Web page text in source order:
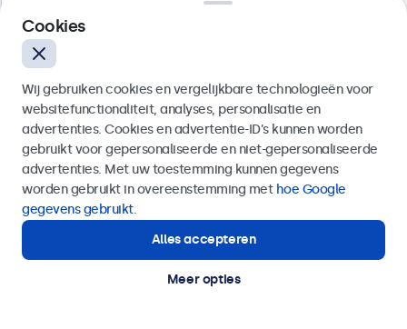
Aansluitingen: HDMI, VGA, BNC, RCA
Montage: desktop, wand, inbouw
Buitenmaat: 726 x 420 x 42 mm
€ 599,00
€ 724,79 incl. btw
Bekijken
In winkelwagen
Verzenden
Of bel ons op
Hulp of advies nodig?
Direct contact met een specialist.
Cookies
Wij gebruiken cookies en vergelijkbare technologieën voor
websitefunctionaliteit, analyses, personalisatie en
advertenties. Cookies en advertentie-ID’s kunnen worden
gebruikt voor gepersonaliseerde en niet-gepersonaliseerde
advertenties. Met uw toestemming kunnen gegevens
worden gebruikt in overeenstemming met hoe Google
gegevens gebruikt.
Alles accepteren
Meer opties